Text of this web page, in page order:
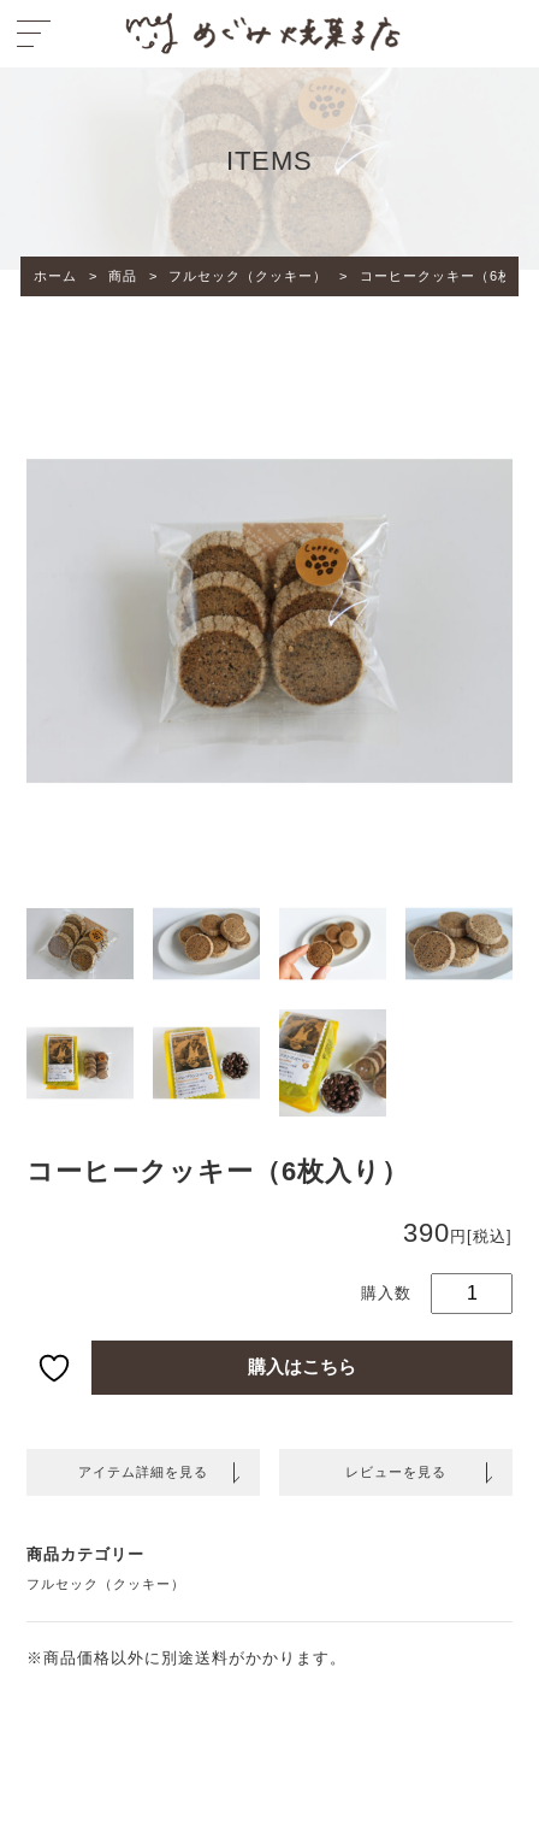
ITEMS
ホーム > 商品 > フルセック（クッキー） > コーヒークッキー（6枚入
コーヒークッキー（6枚入り）
390 円 [税込]ヒ
キ
購入はこちら
アイテム詳細を見る レビューを見る
商品カテゴリー
フルセック（クッキー）
※商品価格以外に別途送料がかかります。